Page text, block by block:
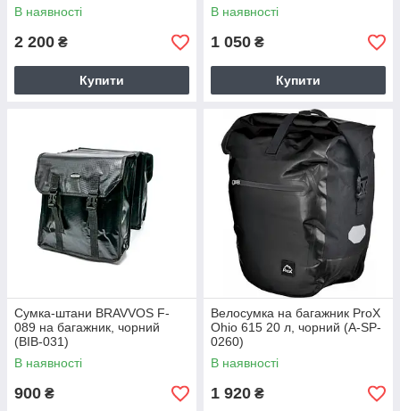
В наявності
2 200 ₴
Купити
В наявності
1 050 ₴
Купити
Сумка-штани BRAVVOS F-
089 на багажник, чорний
(BIB-031)
В наявності
900 ₴
Велосумка на багажник ProX
Ohio 615 20 л, чорний (A-SP-
0260)
В наявності
1 920 ₴